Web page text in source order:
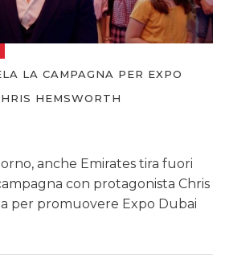
LA CAMPAGNA PER EXPO
HEMSWORTH
anche Emirates tira fuori
con protagonista Chris
per promuovere Expo Dubai